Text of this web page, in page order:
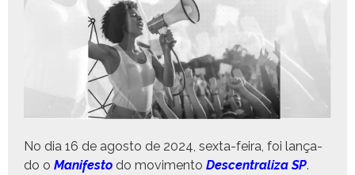
No dia 16 de agos­to de 2024, sex­ta-feira, foi lança­
do o Man­i­festo do movi­men­to Descen­tral­iza SP.